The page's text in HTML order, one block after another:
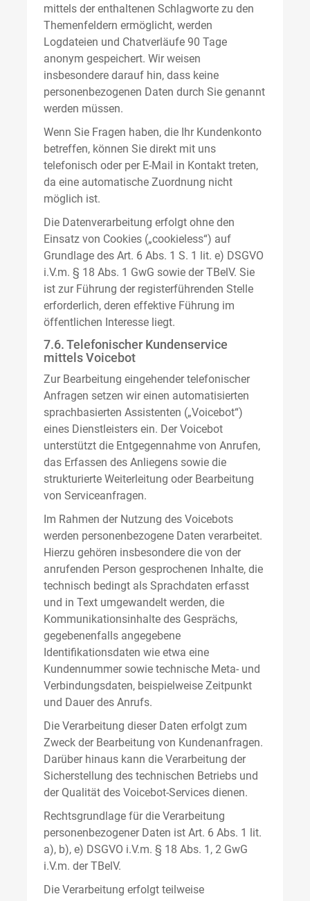
mittels der enthaltenen Schlagworte zu den
Themenfeldern ermöglicht, werden
Logdateien und Chatverläufe 90 Tage
anonym gespeichert. Wir weisen
insbesondere darauf hin, dass keine
personenbezogenen Daten durch Sie genannt
werden müssen.
Wenn Sie Fragen haben, die Ihr Kundenkonto
betreffen, können Sie direkt mit uns
telefonisch oder per E-Mail in Kontakt treten,
da eine automatische Zuordnung nicht
möglich ist.
Die Datenverarbeitung erfolgt ohne den
Einsatz von Cookies („cookieless“) auf
Grundlage des Art. 6 Abs. 1 S. 1 lit. e) DSGVO
i.V.m. § 18 Abs. 1 GwG sowie der TBelV. Sie
ist zur Führung der registerführenden Stelle
erforderlich, deren effektive Führung im
öffentlichen Interesse liegt.
7.6. Telefonischer Kundenservice
mittels Voicebot
Zur Bearbeitung eingehender telefonischer
Anfragen setzen wir einen automatisierten
sprachbasierten Assistenten („Voicebot“)
eines Dienstleisters ein. Der Voicebot
unterstützt die Entgegennahme von Anrufen,
das Erfassen des Anliegens sowie die
strukturierte Weiterleitung oder Bearbeitung
von Serviceanfragen.
Im Rahmen der Nutzung des Voicebots
werden personenbezogene Daten verarbeitet.
Hierzu gehören insbesondere die von der
anrufenden Person gesprochenen Inhalte, die
technisch bedingt als Sprachdaten erfasst
und in Text umgewandelt werden, die
Kommunikationsinhalte des Gesprächs,
gegebenenfalls angegebene
Identifikationsdaten wie etwa eine
Kundennummer sowie technische Meta- und
Verbindungsdaten, beispielweise Zeitpunkt
und Dauer des Anrufs.
Die Verarbeitung dieser Daten erfolgt zum
Zweck der Bearbeitung von Kundenanfragen.
Darüber hinaus kann die Verarbeitung der
Sicherstellung des technischen Betriebs und
der Qualität des Voicebot-Services dienen.
Rechtsgrundlage für die Verarbeitung
personenbezogener Daten ist Art. 6 Abs. 1 lit.
a), b), e) DSGVO i.V.m. § 18 Abs. 1, 2 GwG
i.V.m. der TBelV.
Die Verarbeitung erfolgt teilweise